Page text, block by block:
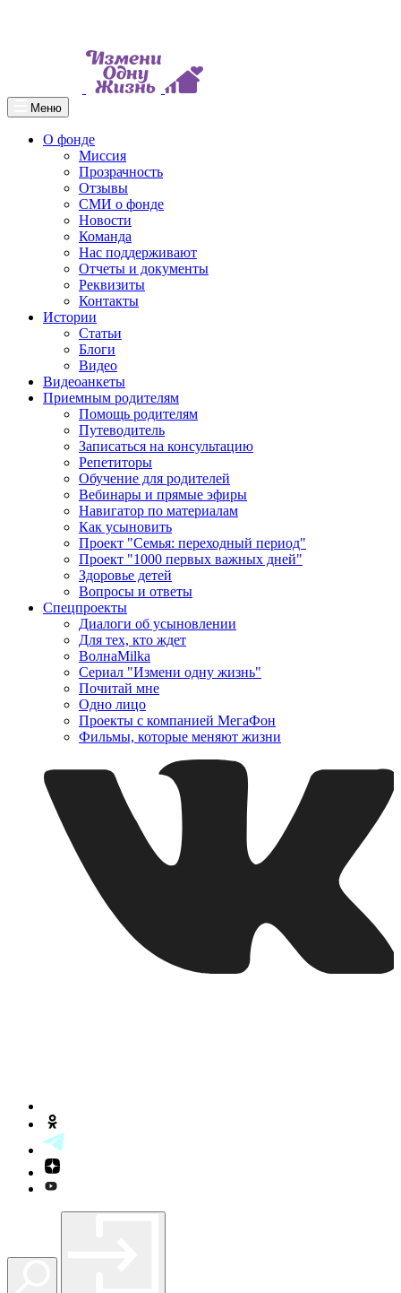
Меню
О фонде
Миссия
Прозрачность
Отзывы
СМИ о фонде
Новости
Команда
Нас поддерживают
Отчеты и документы
Реквизиты
Контакты
Истории
Статьи
Блоги
Видео
Видеоанкеты
Приемным родителям
Помощь родителям
Путеводитель
Записаться на консультацию
Репетиторы
Обучение для родителей
Вебинары и прямые эфиры
Навигатор по материалам
Как усыновить
Проект "Семья: переходный период"
Проект "1000 первых важных дней"
Здоровье детей
Вопросы и ответы
Спецпроекты
Диалоги об усыновлении
Для тех, кто ждет
ВолнаMilka
Сериал "Измени одну жизнь"
Почитай мне
Одно лицо
Проекты с компанией МегаФон
Фильмы, которые меняют жизни